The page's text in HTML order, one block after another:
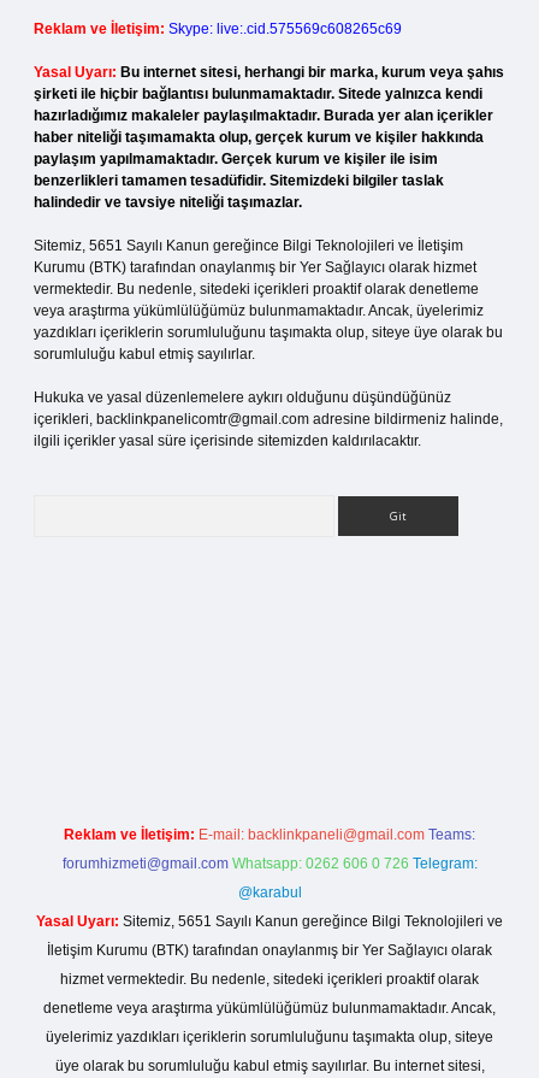
Reklam ve İletişim: Skype: live:.cid.575569c608265c69
Yasal Uyarı: Bu internet sitesi, herhangi bir marka, kurum veya şahıs
şirketi ile hiçbir bağlantısı bulunmamaktadır. Sitede yalnızca kendi
hazırladığımız makaleler paylaşılmaktadır. Burada yer alan içerikler
haber niteliği taşımamakta olup, gerçek kurum ve kişiler hakkında
paylaşım yapılmamaktadır. Gerçek kurum ve kişiler ile isim
benzerlikleri tamamen tesadüfidir. Sitemizdeki bilgiler taslak
halindedir ve tavsiye niteliği taşımazlar.
Sitemiz, 5651 Sayılı Kanun gereğince Bilgi Teknolojileri ve İletişim
Kurumu (BTK) tarafından onaylanmış bir Yer Sağlayıcı olarak hizmet
vermektedir. Bu nedenle, sitedeki içerikleri proaktif olarak denetleme
veya araştırma yükümlülüğümüz bulunmamaktadır. Ancak, üyelerimiz
yazdıkları içeriklerin sorumluluğunu taşımakta olup, siteye üye olarak bu
sorumluluğu kabul etmiş sayılırlar.
Hukuka ve yasal düzenlemelere aykırı olduğunu düşündüğünüz
içerikleri, backlinkpanelicomtr@gmail.com adresine bildirmeniz halinde,
ilgili içerikler yasal süre içerisinde sitemizden kaldırılacaktır.
Reklam ve İletişim: E-mail: backlinkpaneli@gmail.com Teams:
forumhizmeti@gmail.com Whatsapp: 0262 606 0 726 Telegram:
@karabul
Yasal Uyarı: Sitemiz, 5651 Sayılı Kanun gereğince Bilgi Teknolojileri ve
İletişim Kurumu (BTK) tarafından onaylanmış bir Yer Sağlayıcı olarak
hizmet vermektedir. Bu nedenle, sitedeki içerikleri proaktif olarak
denetleme veya araştırma yükümlülüğümüz bulunmamaktadır. Ancak,
üyelerimiz yazdıkları içeriklerin sorumluluğunu taşımakta olup, siteye
üye olarak bu sorumluluğu kabul etmiş sayılırlar. Bu internet sitesi,